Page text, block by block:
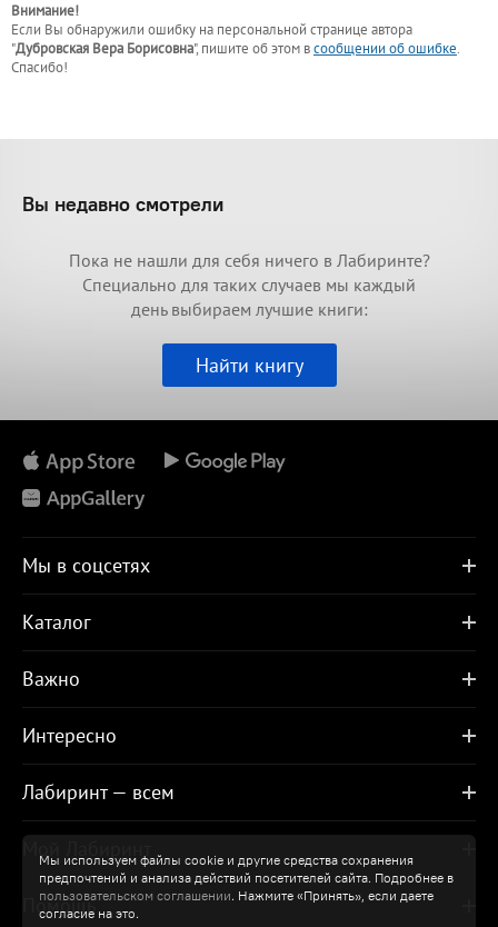
Внимание!
Если Вы обнаружили ошибку на персональной странице автора
"Дубровская Вера Борисовна", пишите об этом всообщении об ошибке.
Спасибо!
Мы используем файлы cookie и другие средства сохранения
предпочтений и анализа действий посетителей сайта. Подробнее в
пользовательском соглашении. Нажмите «Принять», если даете
согласие на это.
Вы недавно смотрели
Пока не нашли для себя ничего в Лабиринте?
Специально для таких случаев мы каждый
день выбираем лучшие книги:
Найти книгу
Мы в соцсетях
Каталог
Важно
Интересно
Лабиринт — всем
Помощь